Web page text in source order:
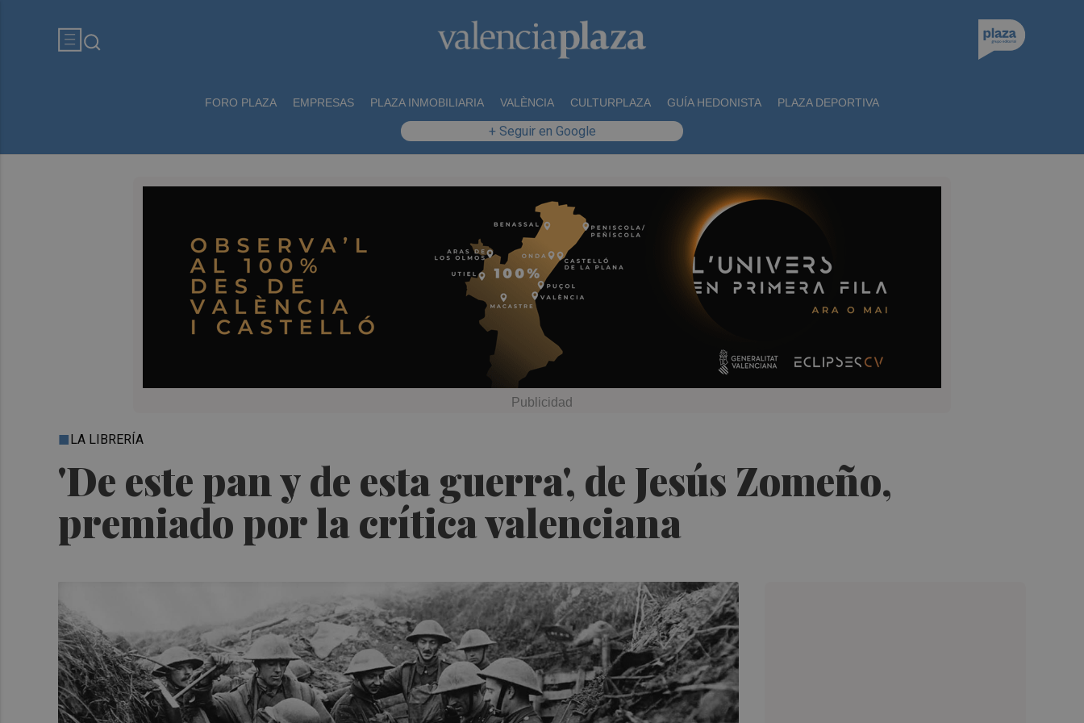
FORO PLAZA EMPRESAS PLAZA INMOBILIARIA VALÈNCIA CULTURPLAZA GUÍA HEDONISTA PLAZA DEPORTIVA
+ Seguir en Google
'De este pan y de esta guerra', de Jesús Zomeño,
premiado por la crítica valenciana
LA LIBRERÍA